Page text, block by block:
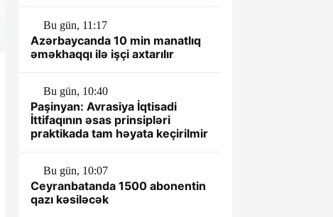
Bu gün, 11:17
Azərbaycanda 10 min manatlıq
əməkhaqqı ilə işçi axtarılır
Bu gün, 10:40
Paşinyan: Avrasiya İqtisadi
İttifaqının əsas prinsipləri
praktikada tam həyata keçirilmir
Bu gün, 10:07
Ceyranbatanda 1500 abonentin
qazı kəsiləcək